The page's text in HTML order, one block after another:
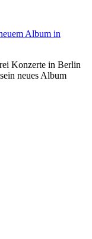
Album in
Konzerte in Berlin
neues Album